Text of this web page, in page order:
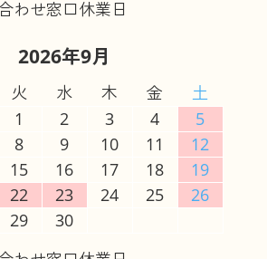
2026年9月
火 水 木 金
土
1
2 3 4
5
8 9 10 11
12
15 16 17 18
19
22 23 24 25
26
29 30